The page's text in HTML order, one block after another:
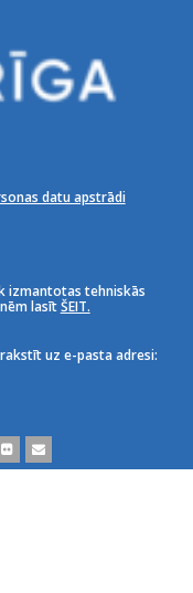
datu apstrādi
izmantotas tehniskās
lasītŠEIT.
uz e-pasta adresi: